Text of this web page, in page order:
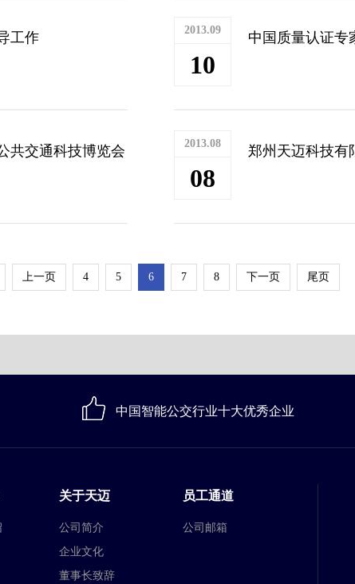
工作 2013.09
10
中国质量认证专
共交通科技博览会 2013.08
08
郑州天迈科技有
上一页 4 5 6 7 8 下一页 尾页
中国智能公交行业十大优秀企业
关于天迈
公司简介
企业文化
董事长致辞
员工通道
公司邮箱